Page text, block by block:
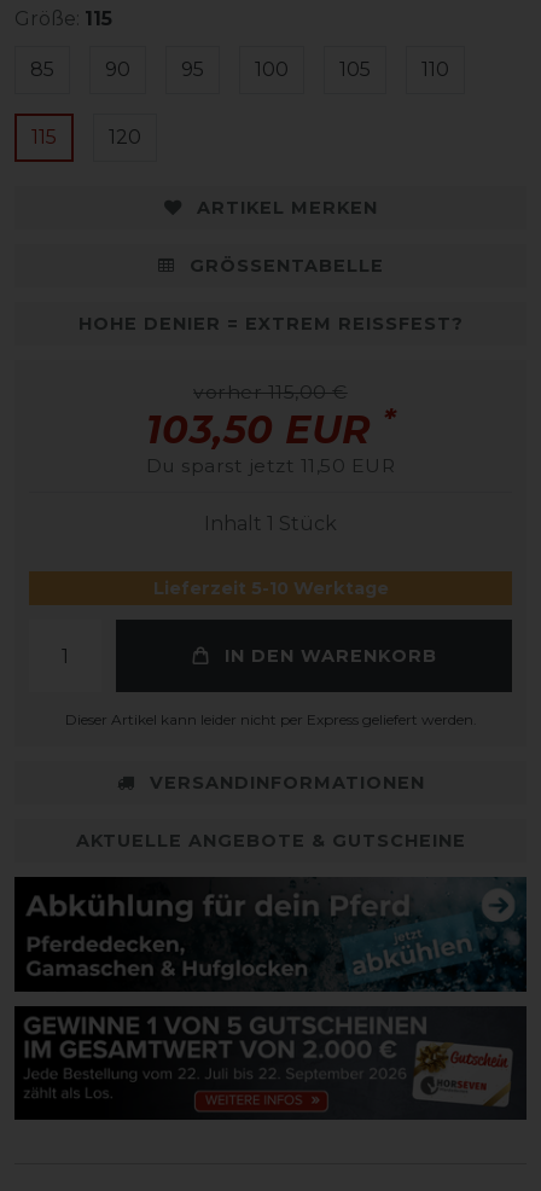
Größe: 115
85 90 95 100 105 110
115 120
ARTIKEL MERKEN
GRÖSSENTABELLE
HOHE DENIER = EXTREM REISSFEST?
vorher 115,00 €
103,50 EUR *
Du sparst jetzt 11,50 EUR
Inhalt 1 Stück
Lieferzeit 5-10 Werktage
IN DEN WARENKORB
Dieser Artikel kann leider nicht per Express geliefert werden.
VERSANDINFORMATIONEN
AKTUELLE ANGEBOTE & GUTSCHEINE